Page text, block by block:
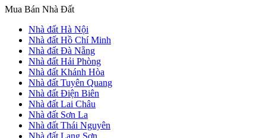
Mua Bán Nhà Đất
Nhà đất Hà Nội
Nhà đất Hồ Chí Minh
Nhà đất Đà Nẵng
Nhà đất Hải Phòng
Nhà đất Khánh Hòa
Nhà đất Tuyên Quang
Nhà đất Điện Biên
Nhà đất Lai Châu
Nhà đất Sơn La
Nhà đất Thái Nguyên
Nhà đất Lạng Sơn